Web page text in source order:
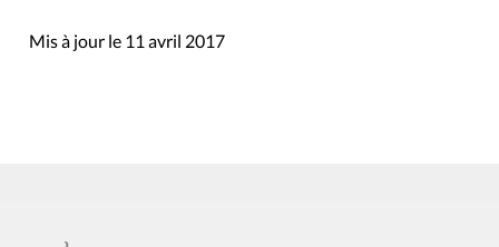
Mis à jour le 11 avril 2017